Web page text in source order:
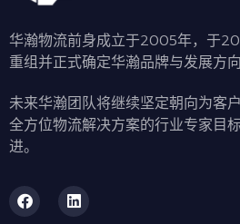
华瀚物流前身成立于2005年，于
重组并正式确定华瀚品牌与发展方向
未来华瀚团队将继续坚定朝向为客
全方位物流解决方案的行业专家目
进。